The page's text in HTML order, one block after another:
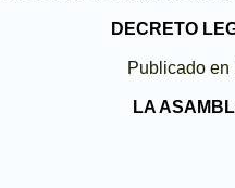
DECRETO
Publicado en
LA